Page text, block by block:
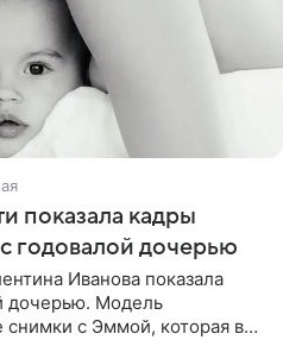
показала кадры
годовалой дочерью
Иванова показала
дочерью. Модель
с Эммой, которая в